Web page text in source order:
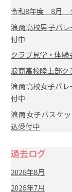
令和8年度 8月
浪商高校男子バ
付中
クラブ見学・体験
浪商高校陸上部
浪商高校女子バ
付中
浪商女子バスケ
込受付中
過去ログ
2026年8月
2026年7月